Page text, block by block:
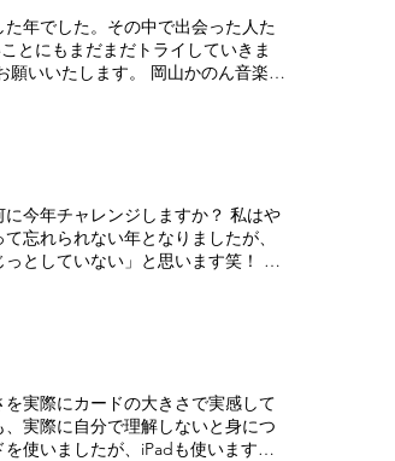
年でした。その中で出会った人た
とにもまだまだトライしていきま
いいたします。 岡山かのん音楽教
今年チャレンジしますか？ 私はや
忘れられない年となりましたが、
としていない」と思います笑！ 何